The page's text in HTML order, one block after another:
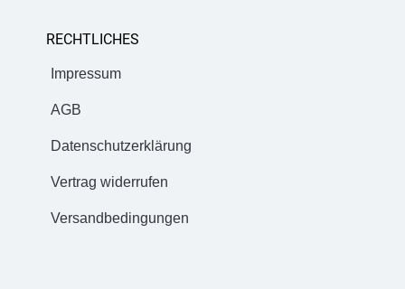
RECHTLICHES
Impressum
AGB
Datenschutzerklärung
Vertrag widerrufen
Versandbedingungen